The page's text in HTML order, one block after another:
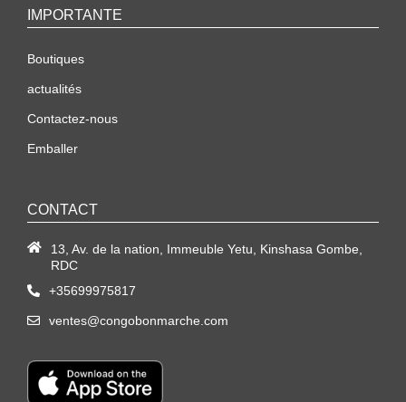
IMPORTANTE
Boutiques
actualités
Contactez-nous
Emballer
CONTACT
13, Av. de la nation, Immeuble Yetu, Kinshasa Gombe,
RDC
+35699975817
ventes@congobonmarche.com